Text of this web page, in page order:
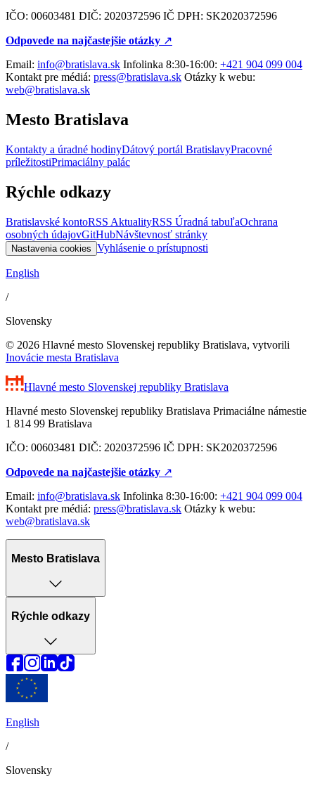
IČO: 00603481 DIČ: 2020372596 IČ DPH: SK2020372596
Odpovede na najčastejšie otázky ↗︎
Email: info@bratislava.sk Infolinka 8:30-16:00: +421 904 099 004
Kontakt pre médiá: press@bratislava.sk Otázky k webu:
web@bratislava.sk
Mesto Bratislava
Kontakty a úradné hodinyDátový portál BratislavyPracovné
príležitostiPrimaciálny palác
Rýchle odkazy
Bratislavské kontoRSS AktualityRSS Úradná tabuľaOchrana
osobných údajovGitHubNávštevnosť stránky
Nastavenia cookies Vyhlásenie o prístupnosti
English
/
Slovensky
© 2026 Hlavné mesto Slovenskej republiky Bratislava, vytvorili
Inovácie mesta Bratislava
Hlavné mesto Slovenskej republiky Bratislava
Hlavné mesto Slovenskej republiky Bratislava Primaciálne námestie
1 814 99 Bratislava
IČO: 00603481 DIČ: 2020372596 IČ DPH: SK2020372596
Odpovede na najčastejšie otázky ↗︎
Email: info@bratislava.sk Infolinka 8:30-16:00: +421 904 099 004
Kontakt pre médiá: press@bratislava.sk Otázky k webu:
web@bratislava.sk
Mesto Bratislava
Rýchle odkazy
English
/
Slovensky